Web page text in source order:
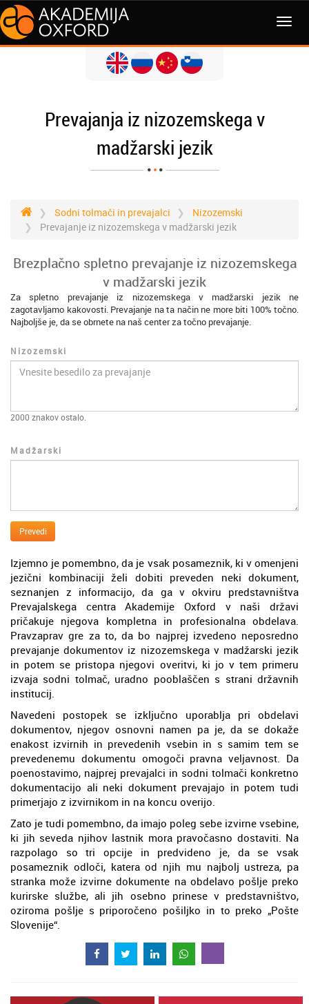
MENI
Prevajanja iz nizozemskega v
madžarski jezik
Sodni tolmači in prevajalci
Nizozemski
Prevajanje iz nizozemskega v madžarski jezik
Brezplačno spletno prevajanje iz nizozemskega
v madžarski jezik
Za spletno prevajanje iz nizozemskega v madžarski jezik ne
zagotavljamo kakovosti. Prevajanje na ta način ne more biti 100% točno.
Najboljše je, da se obrnete na naš center za točno prevajanje.
Nizozemski
2000 znakov ostalo.
Madžarski
Prevedi
Izjemno je pomembno, da je vsak posameznik, ki v omenjeni
jezični kombinaciji želi dobiti preveden neki dokument,
seznanjen z informacijo, da ga v okviru predstavništva
Prevajalskega centra Akademije Oxford v naši državi
pričakuje njegova kompletna in profesionalna obdelava.
Pravzaprav gre za to, da bo najprej izvedeno neposredno
prevajanje dokumentov iz nizozemskega v madžarski jezik
in potem se pristopa njegovi overitvi, ki jo v tem primeru
izvaja sodni tolmač, uradno pooblaščen s strani državnih
institucij.
Navedeni postopek se izključno uporablja pri obdelavi
dokumentov, njegov osnovni namen pa je, da se dokaže
enakost izvirnih in prevedenih vsebin in s samim tem se
prevedenemu dokumentu omogoči pravna veljavnost. Da
poenostavimo, najprej prevajalci in sodni tolmači konkretno
dokumentacijo ali neki dokument prevajajo in potem tudi
primerjajo z izvirnikom in na koncu overijo.
Zato je tudi pomembno, da imajo poleg sebe izvirne vsebine,
ki jih seveda njihov lastnik mora pravočasno dostaviti. Na
razpolago so tri opcije in predvideno je, da se vsak
posameznik odloči, katera od njih mu najbolj ustreza, pa
stranka može izvirne dokumente na obdelavo pošlje preko
kurirske službe, ali jih osebno prinese v predstavništvo,
oziroma pošlje s priporočeno pošiljko in to preko „Pošte
Slovenije“.